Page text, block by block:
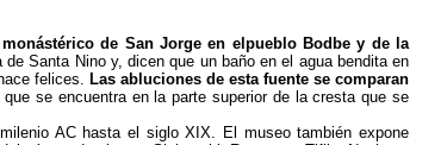
monástérico de San Jorge en elpueblo Bodbe y de la
Santa Nino y, dicen que un baño en el agua bendita en
felices. Las abluciones de esta fuente se comparan
que se encuentra en la parte superior de la cresta que se
AC hasta el siglo XIX. El museo también expone